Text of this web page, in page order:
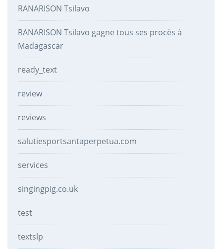
RANARISON Tsilavo
RANARISON Tsilavo gagne tous ses procès à
Madagascar
ready_text
review
reviews
salutiesportsantaperpetua.com
services
singingpig.co.uk
test
textslp